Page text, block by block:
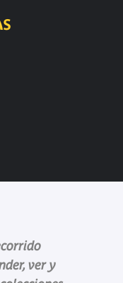
ver y